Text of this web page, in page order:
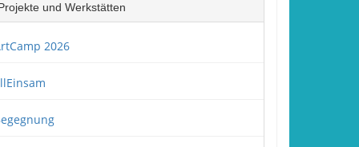
und Werkstätten
2026